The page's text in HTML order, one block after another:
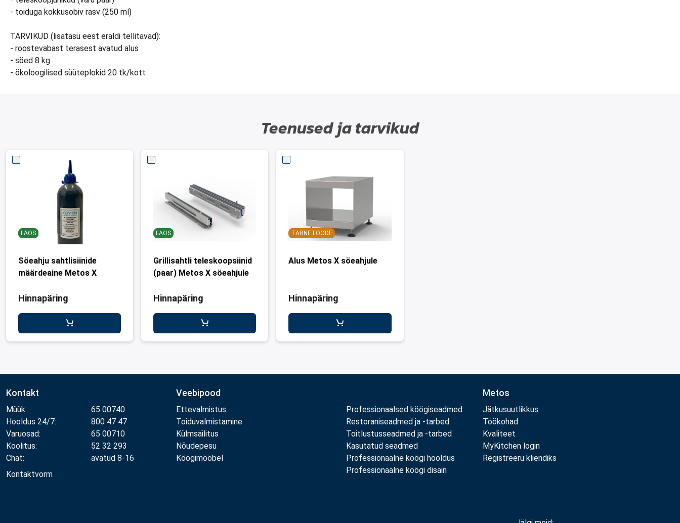
- toiduga kokkusobiv rasv (250 ml)
TARVIKUD (lisatasu eest eraldi tellitavad):
- roostevabast terasest avatud alus
- söed 8 kg
- ökoloogilised süüteplokid 20 tk/kott
Teenused ja tarvikud
LAOS
Söeahju sahtlisiinide
määrdeaine Metos X
Hinnapäring
LAOS
Grillisahtli teleskoopsiinid
(paar) Metos X söeahjule
Hinnapäring
TARNETOODE
Alus Metos X söeahjule
Hinnapäring
Kontakt
Müük:
65 00740
Hooldus 24/7:
800 47 47
Varuosad:
65 00710
Koolitus:
52 32 293
Chat:
avatud 8-16
Kontaktvorm
Veebipood
Ettevalmistus
Toiduvalmistamine
Külmsäilitus
Nõudepesu
Köögimööbel
Professionaalsed köögiseadmed
Restoraniseadmed ja -tarbed
Toitlustusseadmed ja -tarbed
Kasutatud seadmed
Professionaalne köögi hooldus
Professionaalne köögi disain
Metos
Jätkusuutlikkus
Töökohad
Kvaliteet
MyKitchen login
Registreeru kliendiks